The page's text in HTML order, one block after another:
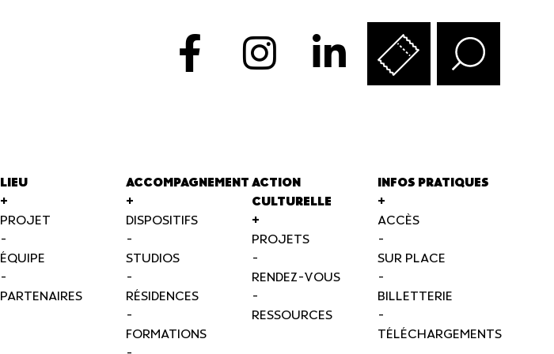
LIEU
+
PROJET
-
ÉQUIPE
-
PARTENAIRES
ACCOMPAGNEMENT
+
DISPOSITIFS
-
STUDIOS
-
RÉSIDENCES
-
FORMATIONS
ACTION
CULTURELLE
+
PROJETS
-
RENDEZ-VOUS
-
RESSOURCES
INFOS PRATIQUES
+
ACCÈS
-
SUR PLACE
-
BILLETTERIE
-
TÉLÉCHARGEMENTS